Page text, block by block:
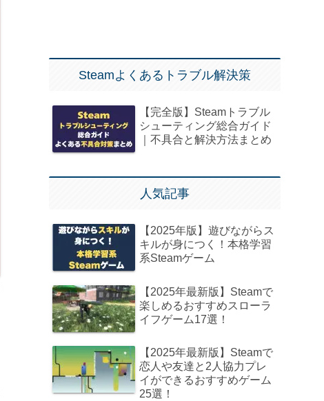
Steamよくあるトラブル解決策
【完全版】Steamトラブル
シューティング総合ガイド
｜不具合と解決方法まとめ
人気記事
【2025年版】遊びながらス
キルが身につく！本格学習
系Steamゲーム
【2025年最新版】Steamで
楽しめるおすすめスローラ
イフゲーム17選！
【2025年最新版】Steamで
恋人や友達と2人協力プレ
イができるおすすめゲーム
25選！